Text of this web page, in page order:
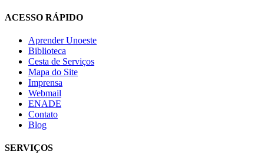
ACESSO RÁPIDO
Aprender Unoeste
Biblioteca
Cesta de Serviços
Mapa do Site
Imprensa
Webmail
ENADE
Contato
Blog
SERVIÇOS